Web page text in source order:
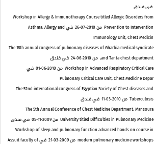
في فندق
Workshop in Allergy & Immunotherapy Course titled Allergic Disorders from
Prevention to Intervention من 2010-07-26
في Asthma, Allergy and
Immunology Unit, Chest Medicin
The 18th annual congress of pulmonary diseases of Gharbia medical syndicate
and Tanta chest department, من 2010-06-24
في فندق
Workshop in Advanced Respiratory Critical Care من 2010-06-01
في
Pulmonary Critical Care Unit, Chest Medicine Depar
The 52nd international congress of Egyptian Society of Chest diseases and
Tuberculosis من 2010-03-11
في فندق
The 5th Annual Conference of Chest Medicine Department, Mansoura
University titled Difficulties in Pulmonary Medicine من 2009-11-05
في فندق
Workshop of sleep and pulmonary function advanced hands on course in
modern pulmonary medicine workshops من 2009-03-21
في Assuit faculty of